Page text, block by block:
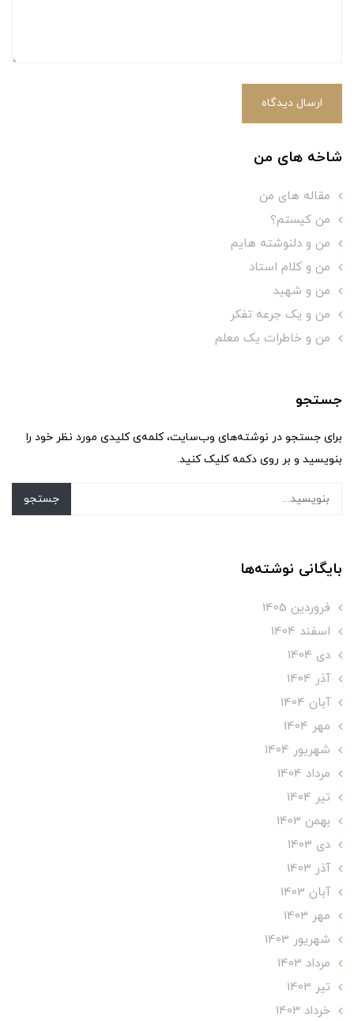
ارسال دیدگاه
شاخه های من
مقاله های من
من کیستم؟
من و دلنوشته هایم
من و کلام استاد
من و شهید
من و یک جرعه تفکر
من و خاطرات یک معلم
جستجو
برای جستجو در نوشته‌های وب‌سایت، کلمه‌ی کلیدی مورد نظر خود را
بنویسید و بر روی دکمه کلیک کنید.
جستجو
بایگانی نوشته‌ها
فروردین 1405
اسفند 1404
دی 1404
آذر 1404
آبان 1404
مهر 1404
شهریور 1404
مرداد 1404
تير 1404
بهمن 1403
دی 1403
آذر 1403
آبان 1403
مهر 1403
شهریور 1403
مرداد 1403
تير 1403
خرداد 1403